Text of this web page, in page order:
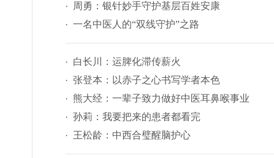
周勇：银针妙手守护基层百姓安康
一名中医人的“双线守护”之路
白长川：运脾化滞传薪火
张登本：以赤子之心书写学者本色
熊大经：一辈子致力做好中医耳鼻喉事业
孙莉：我要把来的患者都看完
王松龄：中西合璧醒脑护心